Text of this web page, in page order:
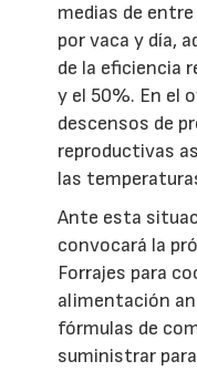
medias de
por vaca y día,
de la eficiencia
y el 50%. En el
descensos de
reproductivas
las
Ante esta
convocará la
Forrajes para
alimentación
fórmulas de
suministrar